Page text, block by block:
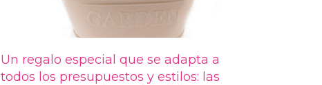
Un regalo especial que se adapta a
todos los presupuestos y estilos: las